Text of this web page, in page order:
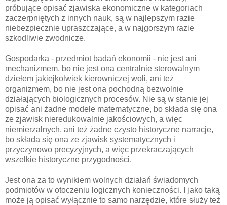
próbujące opisać zjawiska ekonomiczne w kategoriach
zaczerpniętych z innych nauk, są w najlepszym razie
niebezpiecznie upraszczające, a w najgorszym razie
szkodliwie zwodnicze.
Gospodarka - przedmiot badań ekonomii - nie jest ani
mechanizmem, bo nie jest ona centralnie sterowalnym
dziełem jakiejkolwiek kierowniczej woli, ani też
organizmem, bo nie jest ona pochodną bezwolnie
działających biologicznych procesów. Nie są w stanie jej
opisać ani żadne modele matematyczne, bo składa się ona
ze zjawisk nieredukowalnie jakościowych, a więc
niemierzalnych, ani też żadne czysto historyczne narracje,
bo składa się ona ze zjawisk systematycznych i
przyczynowo precyzyjnych, a więc przekraczających
wszelkie historyczne przygodności.
Jest ona za to wynikiem wolnych działań świadomych
podmiotów w otoczeniu logicznych konieczności. I jako taką
może ją opisać wyłącznie to samo narzędzie, które służy też